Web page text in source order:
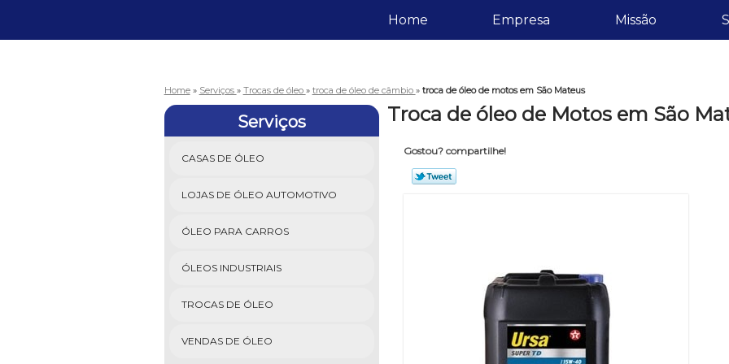
Home Empresa Missão
Home » Serviços » Trocas de óleo » troca de óleo de câmbio » troca de óleo de motos em São Mateus
Serviços
CASAS DE ÓLEO
LOJAS DE ÓLEO AUTOMOTIVO
ÓLEO PARA CARROS
ÓLEOS INDUSTRIAIS
TROCAS DE ÓLEO
VENDAS DE ÓLEO
Troca de óleo de Motos em São
Gostou? compartilhe!